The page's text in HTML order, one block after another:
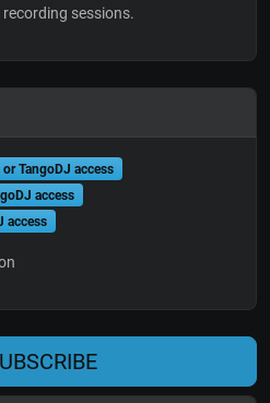
sessions.
TangoDJ access
access
access